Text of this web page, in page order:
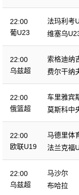
9
22:00
葡U23
法玛利考
维塞乌
22:00
乌兹超
索格迪纳
费尔干纳
22:00
俄篮超
车里雅宾
匹克
莫斯科中
队
22:00
欧联U19
马德里体
法兰克福
22:00
乌兹超
马沙尔
布哈拉